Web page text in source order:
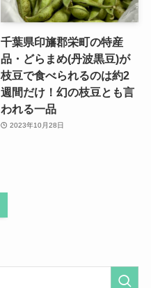
千葉県印旛郡栄町の特産
品・どらまめ(丹波黒豆)が
枝豆で食べられるのは約2
週間だけ！幻の枝豆とも言
われる一品
2023年10月28日